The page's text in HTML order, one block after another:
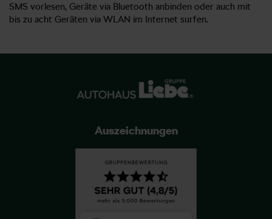
SMS vorlesen, Geräte via Bluetooth anbinden oder auch mit
bis zu acht Geräten via WLAN im Internet surfen.
Auszeichnungen